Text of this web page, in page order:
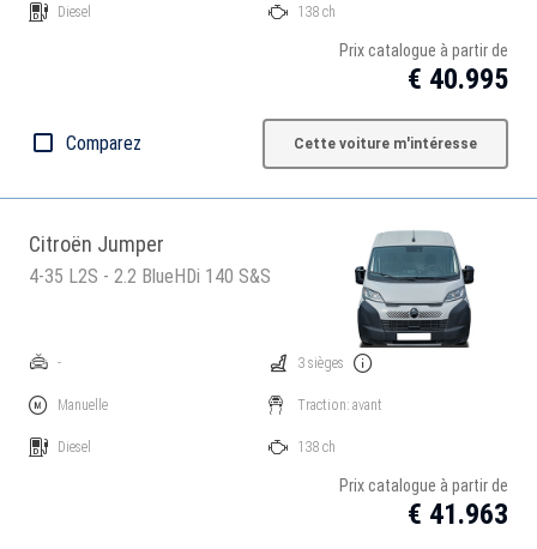
Diesel 138 ch
Prix catalogue à partir de
€ 40.995
Comparez Cette voiture m'intéresse
Citroën Jumper
4-35 L2S - 2.2 BlueHDi 140 S&S
-
Manuelle
Diesel
3 sièges
Traction: avant
138 ch
Prix catalogue à partir de
€ 41.963